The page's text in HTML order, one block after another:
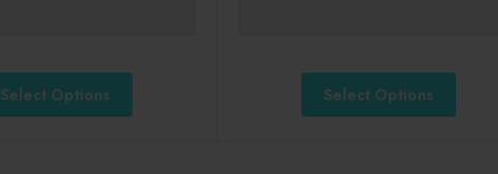
Select Options Select Options